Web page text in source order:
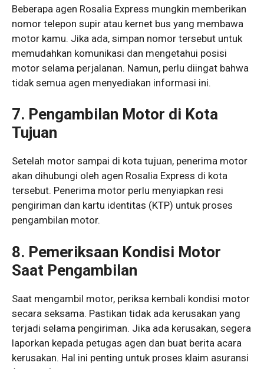
Beberapa agen Rosalia Express mungkin memberikan
nomor telepon supir atau kernet bus yang membawa
motor kamu. Jika ada, simpan nomor tersebut untuk
memudahkan komunikasi dan mengetahui posisi
motor selama perjalanan. Namun, perlu diingat bahwa
tidak semua agen menyediakan informasi ini.
7. Pengambilan Motor di Kota
Tujuan
Setelah motor sampai di kota tujuan, penerima motor
akan dihubungi oleh agen Rosalia Express di kota
tersebut. Penerima motor perlu menyiapkan resi
pengiriman dan kartu identitas (KTP) untuk proses
pengambilan motor.
8. Pemeriksaan Kondisi Motor
Saat Pengambilan
Saat mengambil motor, periksa kembali kondisi motor
secara seksama. Pastikan tidak ada kerusakan yang
terjadi selama pengiriman. Jika ada kerusakan, segera
laporkan kepada petugas agen dan buat berita acara
kerusakan. Hal ini penting untuk proses klaim asuransi